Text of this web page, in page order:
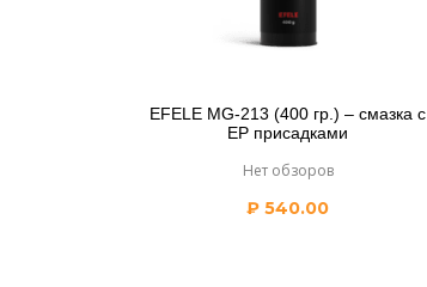
EFELE MG-213 (400 гр.) – смазка с
EP присадками
Нет обзоров
₽ 540.00